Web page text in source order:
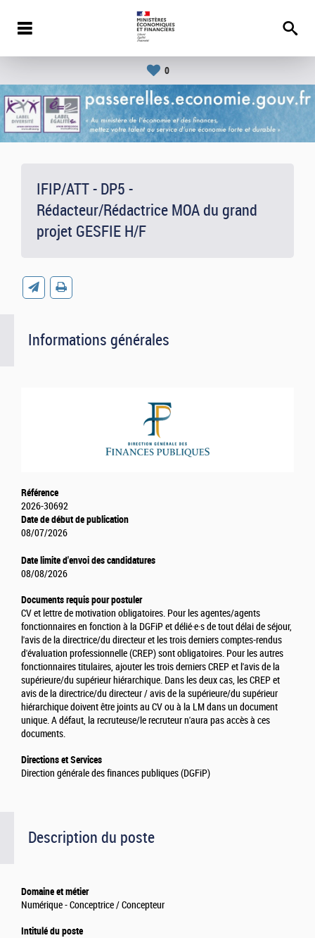
0
IFIP/ATT - DP5 -
Rédacteur/Rédactrice MOA du grand
projet GESFIE H/F
Description du poste
Domaine et métier
Numérique - Conceptrice / Concepteur
Intitulé du poste
Informations générales
Référence
2026-30692
Date de début de publication
08/07/2026
Date limite d'envoi des candidatures
08/08/2026
Documents requis pour postuler
CV et lettre de motivation obligatoires. Pour les agentes/agents
fonctionnaires en fonction à la DGFiP et délié·e·s de tout délai de séjour,
l'avis de la directrice/du directeur et les trois derniers comptes-rendus
d'évaluation professionnelle (CREP) sont obligatoires. Pour les autres
fonctionnaires titulaires, ajouter les trois derniers CREP et l'avis de la
supérieure/du supérieur hiérarchique. Dans les deux cas, les CREP et
avis de la directrice/du directeur / avis de la supérieure/du supérieur
hiérarchique doivent être joints au CV ou à la LM dans un document
unique. A défaut, la recruteuse/le recruteur n'aura pas accès à ces
documents.
Directions et Services
Direction générale des finances publiques (DGFiP)